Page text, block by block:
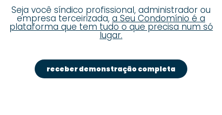
Seja você síndico profissional, administrador ou
empresa terceirizada, a Seu Condomínio é a
plataforma que tem tudo o que precisa num só
lugar.
receber demonstração completa